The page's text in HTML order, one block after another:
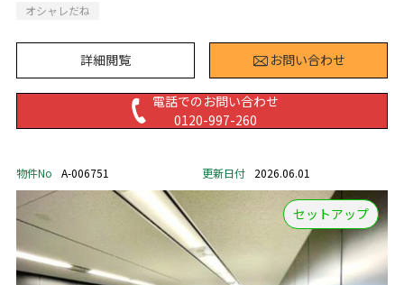
オシャレだね
詳細閲覧 お問い合わせ
電話でのお問い合わせ
0120-997-260
物件No A-006751 更新日付 2026.06.01
セットアップ